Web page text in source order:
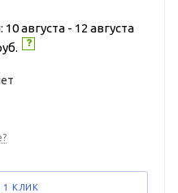
августа - 12 августа
1 КЛИК